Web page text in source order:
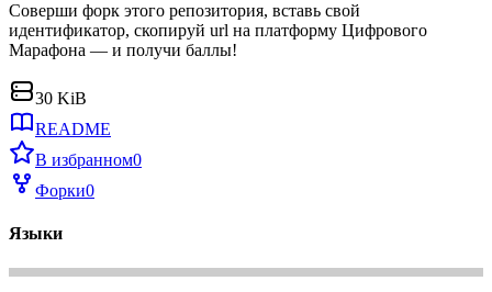
Соверши форк этого репозитория, вставь свой
идентификатор, скопируй url на платформу Цифрового
Марафона — и получи баллы!
30 KiB
README
В избранном0
Форки0
Языки